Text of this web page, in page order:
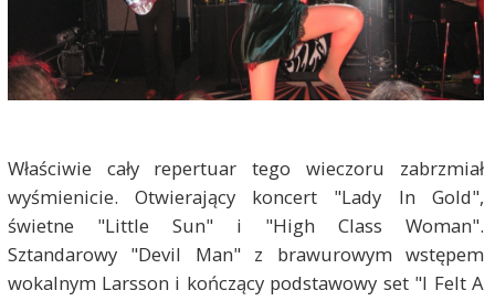
Właściwie cały repertuar tego wieczoru zabrzmiał
wyśmienicie. Otwierający koncert "Lady In Gold",
świetne "Little Sun" i "High Class Woman".
Sztandarowy "Devil Man" z brawurowym wstępem
wokalnym Larsson i kończący podstawowy set "I Felt A